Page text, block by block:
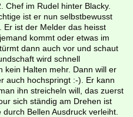
Chef im Rudel hinter Blacky.
ist er nun selbstbewusst
Er ist der Melder das heisst
kommt oder etwas im
dann auch vor und schaut
wird schnell
kein Halten mehr. Dann will er
auch hochspringt :-). Er kann
ihn streicheln will, das zuerst
sich ständig am Drehen ist
Bellen Ausdruck verleiht.